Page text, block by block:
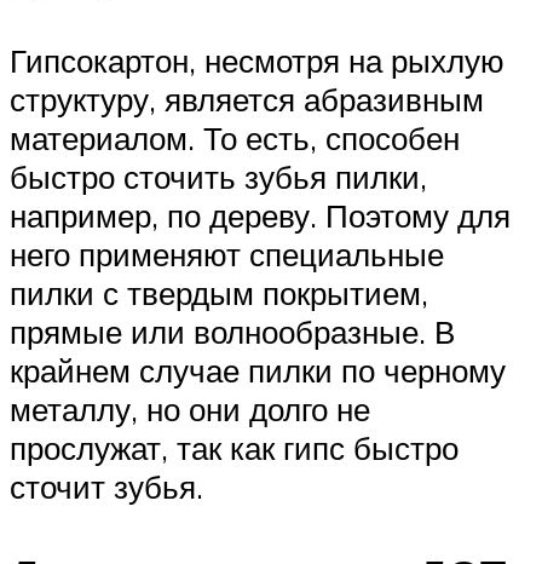
Гипсокартон, несмотря на рыхлую
структуру, является абразивным
материалом. То есть, способен
быстро сточить зубья пилки,
например, по дереву. Поэтому для
него применяют специальные
пилки с твердым покрытием,
прямые или волнообразные. В
крайнем случае пилки по черному
металлу, но они долго не
прослужат, так как гипс быстро
сточит зубья.